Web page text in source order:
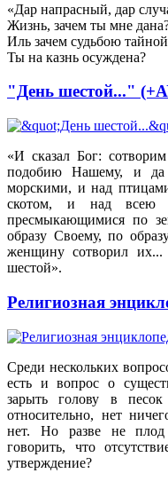
«Дар напрасный, дар
Жизнь, зачем ты мне
Иль зачем судьбою тайной
Ты на казнь осуждена?
"День шестой..."
«И сказал Бог:
подобию Нашему, и да
морскими, и над
скотом, и над всею
пресмыкающимися по
образу Своему, по
женщину сотворил
шестой».
Религиозная
Среди нескольких
есть и вопрос о
зарыть голову в
относительно, нет
нет. Но разве не плод
говорить, что
утверждение?